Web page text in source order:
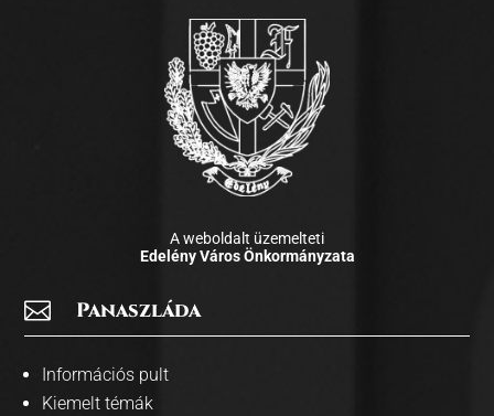
A weboldalt üzemelteti
Edelény Város Önkormányzata
 Panaszláda
Információs pult
Kiemelt témák